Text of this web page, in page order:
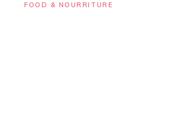
FOOD & NOURRITURE